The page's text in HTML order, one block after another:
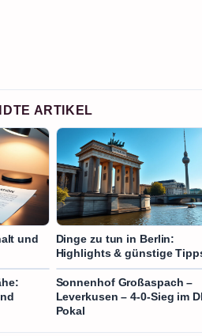
ARTIKEL
und
Dinge zu tun in Berlin:
Highlights & günstige
Sonnenhof Großaspach –
Leverkusen – 4-0-Sieg im
Pokal